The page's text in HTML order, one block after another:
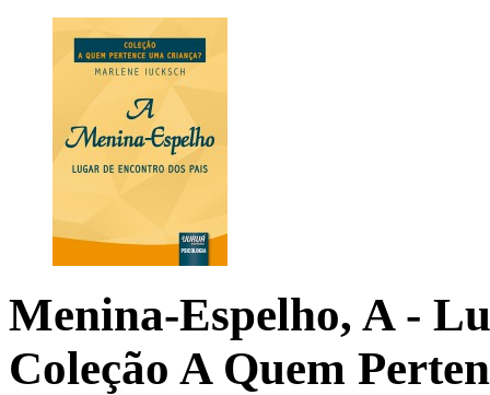
Menina-Espelho, A -
Coleção A Quem